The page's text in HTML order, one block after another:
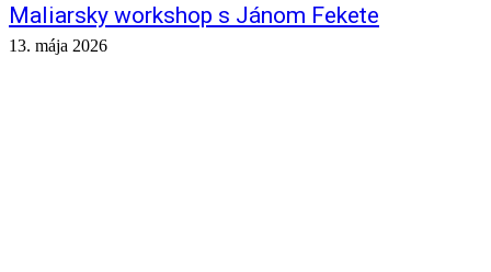
Maliarsky workshop s Jánom Fekete
13. mája 2026